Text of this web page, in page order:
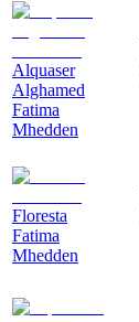
Alquaser
Alghamed
Fatima
Mhedden
Floresta
Fatima
Mhedden